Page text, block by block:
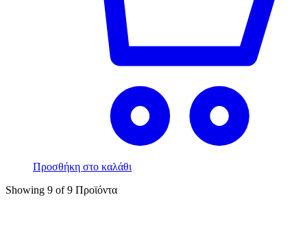
Προσθήκη στο καλάθι
Showing 9 of9 Προϊόντα